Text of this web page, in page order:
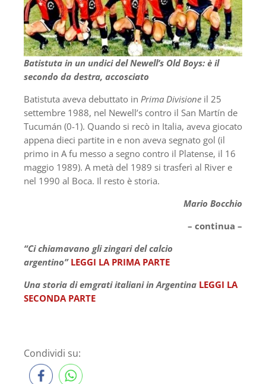
Batistuta in un undici del Newell’s Old Boys: è il
secondo da destra, accosciato
Batistuta aveva debuttato in Prima Divisione il 25
settembre 1988, nel Newell’s contro il San Martín de
Tucumán (0-1). Quando si recò in Italia, aveva giocato
appena dieci partite in e non aveva segnato gol (il
primo in A fu messo a segno contro il Platense, il 16
maggio 1989). A metà del 1989 si trasferì al River e
nel 1990 al Boca. Il resto è storia.
Mario Bocchio
– continua –
“Ci chiamavano gli zingari del calcio
argentino” LEGGI LA PRIMA PARTE
Una storia di emgrati italiani in Argentina LEGGI LA
SECONDA PARTE
Condividi su: